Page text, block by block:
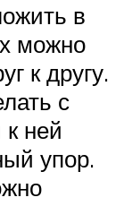
в
можно
к другу.
с
ней
упор.